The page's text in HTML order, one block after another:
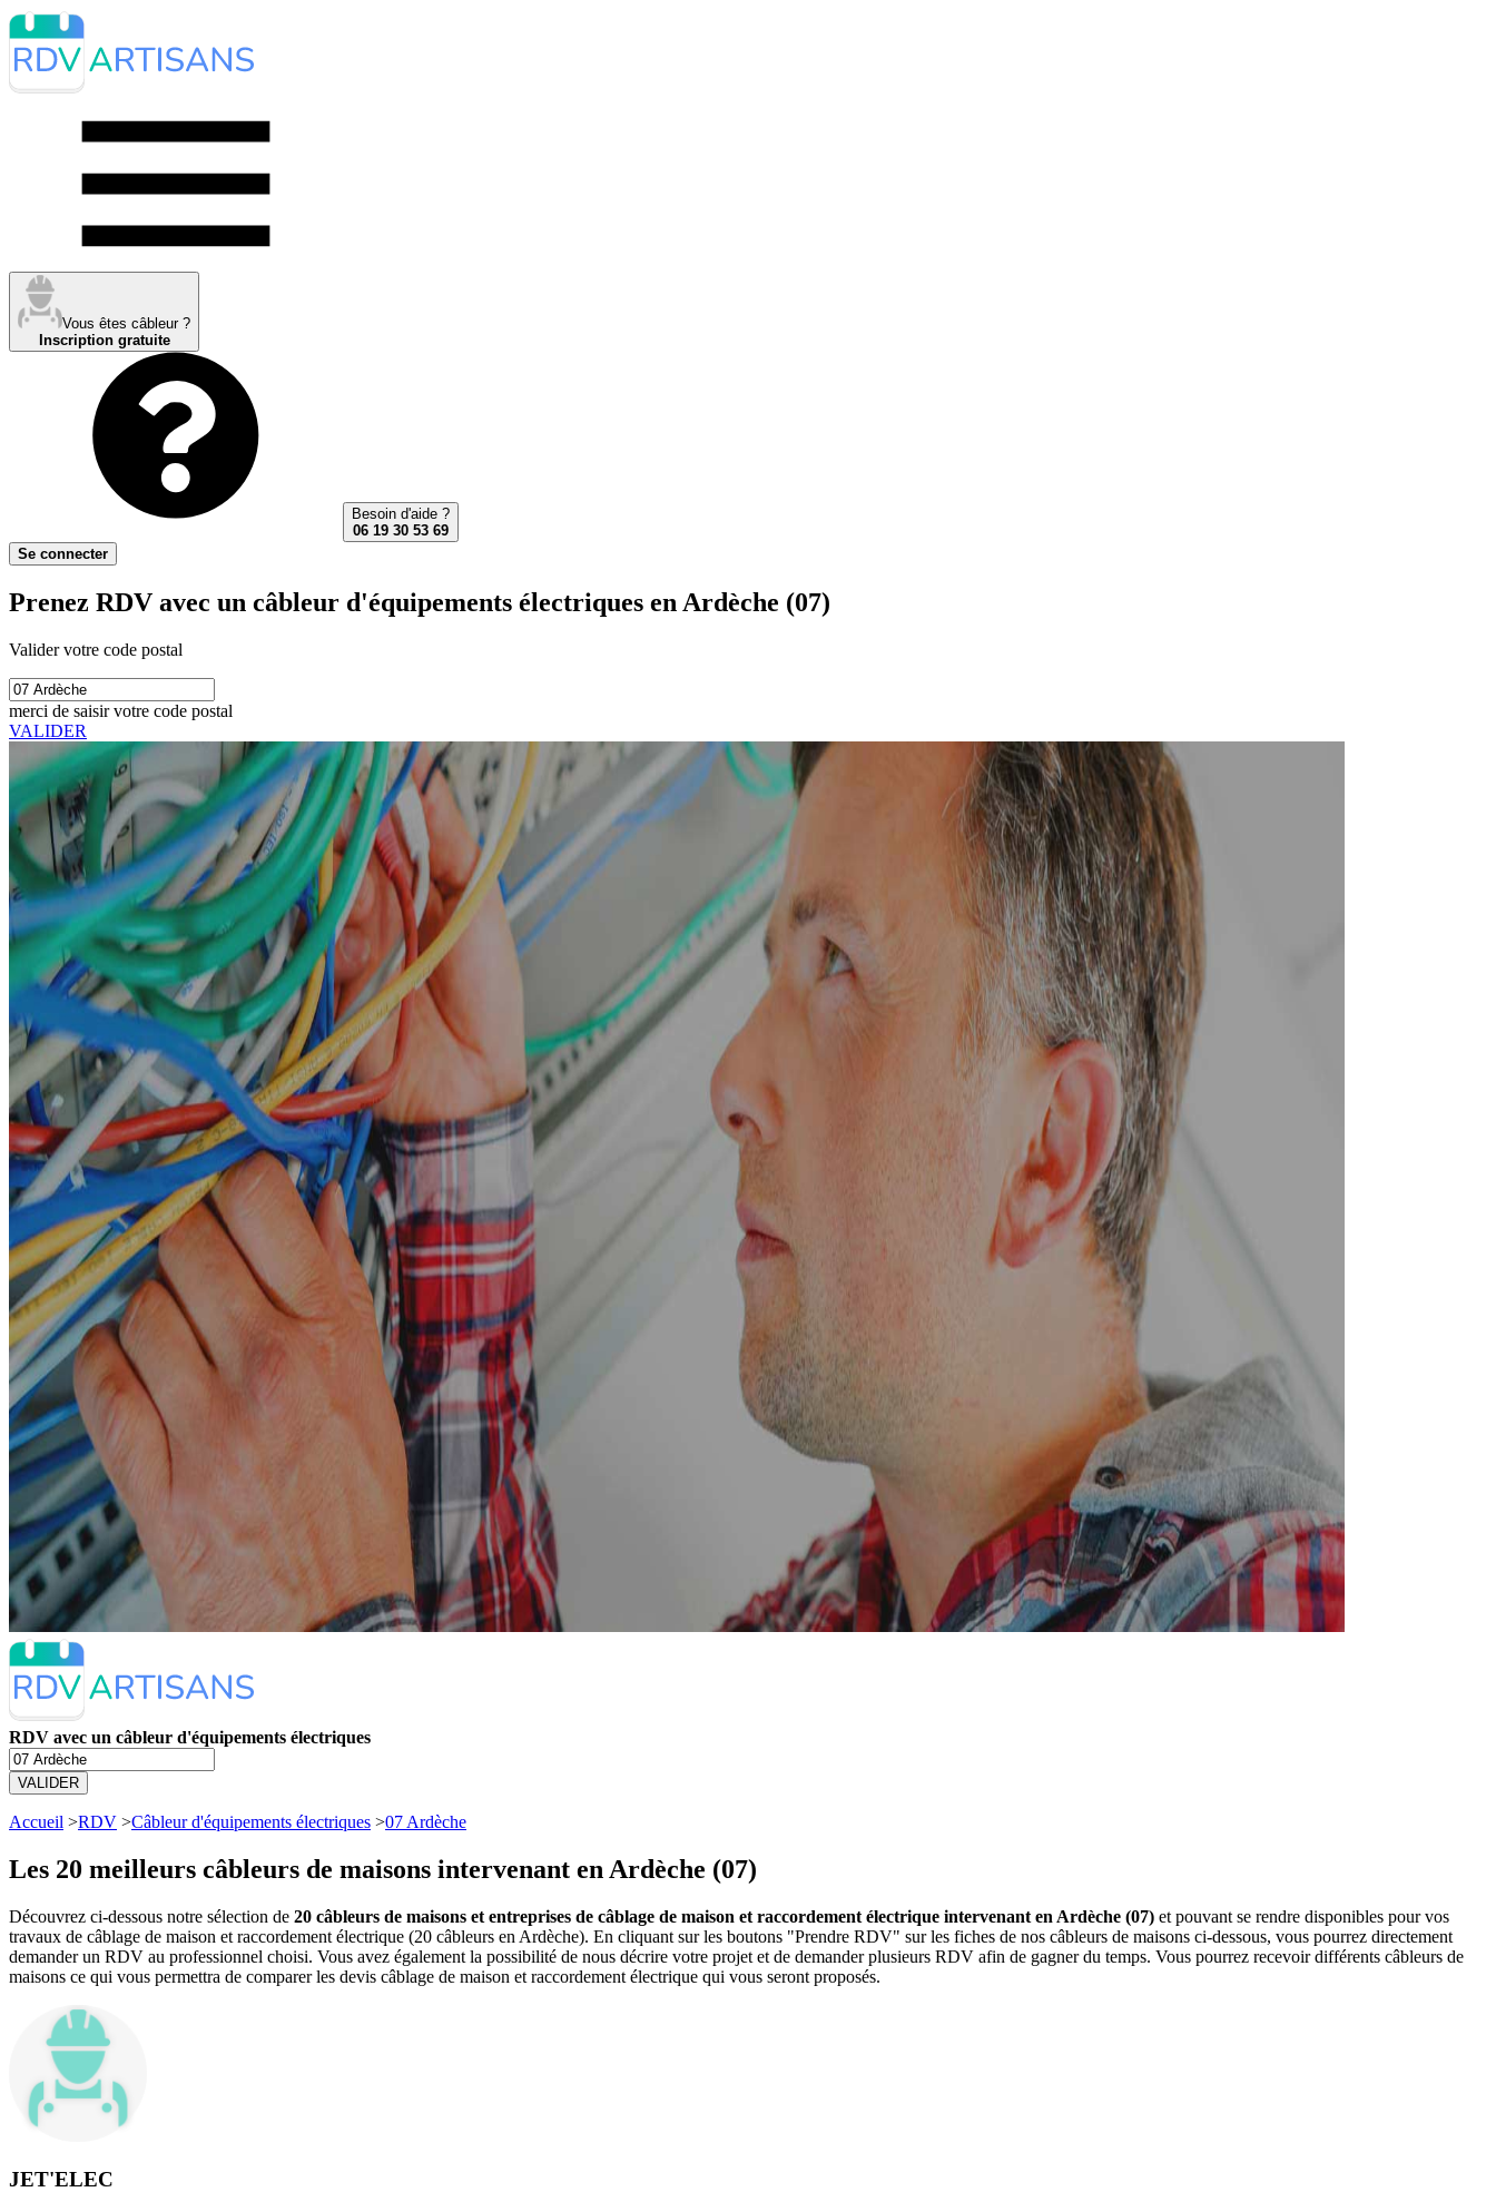
Vous êtes câbleur ?
Inscription gratuite
Besoin d'aide ?
06 19 30 53 69
Se connecter
Prenez RDV avec un câbleur d'équipements électriques en Ardèche (07)
Valider votre code postal
merci de saisir votre code postal
VALIDER
RDV avec un câbleur d'équipements électriques
VALIDER
Accueil >RDV >Câbleur d'équipements électriques >07 Ardèche
Les 20 meilleurs câbleurs de maisons intervenant en Ardèche (07)
Découvrez ci-dessous notre sélection de 20 câbleurs de maisons et entreprises de câblage de maison et raccordement électrique intervenant en Ardèche (07) et pouvant se rendre disponibles pour vos
travaux de câblage de maison et raccordement électrique (20 câbleurs en Ardèche). En cliquant sur les boutons "Prendre RDV" sur les fiches de nos câbleurs de maisons ci-dessous, vous pourrez directement
demander un RDV au professionnel choisi. Vous avez également la possibilité de nous décrire votre projet et de demander plusieurs RDV afin de gagner du temps. Vous pourrez recevoir différents câbleurs de
maisons ce qui vous permettra de comparer les devis câblage de maison et raccordement électrique qui vous seront proposés.
JET'ELEC